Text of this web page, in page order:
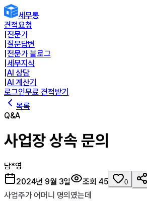
세무통
견적요청
전문가
질문답변
전문가 블로그
세무지식
AI 상담
AI 계산기
로그인무료 견적받기
목록
Q&A
사업장 상속 문의
남*영
2024년 9월 3일
조회 45 0
사업주가 어머니 명의였는데